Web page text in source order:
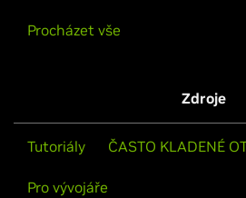
Procházet vše
Zdroje
Tutoriály ČASTO KLADENÉ
Pro vývojáře